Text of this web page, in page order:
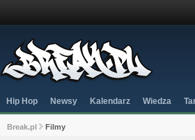
Hip Hop Newsy Kalendarz Wiedza
Break.pl Filmy